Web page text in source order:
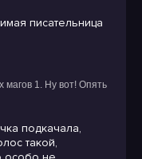
писательница
магов 1. Ну вот! Опять
подкачала,
такой,